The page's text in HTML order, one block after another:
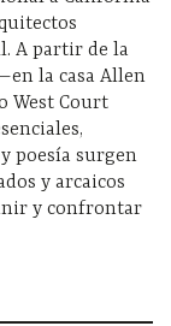
A partir de la
la casa Allen
West Court
poesía surgen
y arcaicos
y confrontar